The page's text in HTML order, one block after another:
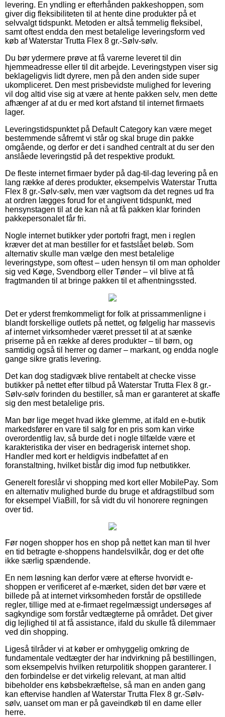
levering. En yndling er efterhånden pakkeshoppen, som
giver dig fleksibiliteten til at hente dine produkter på et
selvvalgt tidspunkt. Metoden er altså temmelig fleksibel,
samt oftest endda den mest betalelige leveringsform ved
køb af Waterstar Trutta Flex 8 gr.-Sølv-sølv.
Du bør ydermere prøve at få varerne leveret til din
hjemmeadresse eller til dit arbejde. Leveringstypen viser sig
beklageligvis lidt dyrere, men på den anden side super
ukompliceret. Den mest prisbevidste mulighed for levering
vil dog altid vise sig at være at hente pakken selv, men dette
afhænger af at du er med kort afstand til internet firmaets
lager.
Leveringstidspunktet på Default Category kan være meget
bestemmende såfremt vi står og skal bruge din pakke
omgående, og derfor er det i sandhed centralt at du ser den
anslåede leveringstid på det respektive produkt.
De fleste internet firmaer byder på dag-til-dag levering på en
lang række af deres produkter, eksempelvis Waterstar Trutta
Flex 8 gr.-Sølv-sølv, men vær vagtsom da det regnes ud fra
at ordren lægges forud for et angivent tidspunkt, med
hensynstagen til at de kan nå at få pakken klar forinden
pakkepersonalet får fri.
Nogle internet butikker yder portofri fragt, men i reglen
kræver det at man bestiller for et fastslået beløb. Som
alternativ skulle man vælge den mest betalelige
leveringstype, som oftest – uden hensyn til om man opholder
sig ved Køge, Svendborg eller Tønder – vil blive at få
fragtmanden til at bringe pakken til et afhentningssted.
Det er yderst fremkommeligt for folk at prissammenligne i
blandt forskellige outlets på nettet, og følgelig har massevis
af internet virksomheder været presset til at at sænke
priserne på en række af deres produkter – til børn, og
samtidig også til herrer og damer – markant, og endda nogle
gange sikre gratis levering.
Det kan dog stadigvæk blive rentabelt at checke visse
butikker på nettet efter tilbud på Waterstar Trutta Flex 8 gr.-
Sølv-sølv forinden du bestiller, så man er garanteret at skaffe
sig den mest betalelige pris.
Man bør lige meget hvad ikke glemme, at ifald en e-butik
markedsfører en vare til salg for en pris som kan virke
overordentlig lav, så burde det i nogle tilfælde være et
karakteristika der viser en bedragerisk internet shop.
Handler med kort er heldigvis indbefattet af en
foranstaltning, hvilket bistår dig imod fup netbutikker.
Generelt foreslår vi shopping med kort eller MobilePay. Som
en alternativ mulighed burde du bruge et afdragstilbud som
for eksempel ViaBill, for så vidt du vil honorere regningen
over tid.
Før nogen shopper hos en shop på nettet kan man til hver
en tid betragte e-shoppens handelsvilkår, dog er det ofte
ikke særlig spændende.
En nem løsning kan derfor være at efterse hvorvidt e-
shoppen er verificeret af e-mærket, siden det bør være et
billede på at internet virksomheden forstår de opstillede
regler, tillige med at e-firmaet regelmæssigt undersøges af
sagkyndige som forstår vedtægterne på området. Det giver
dig lejlighed til at få assistance, ifald du skulle få dilemmaer
ved din shopping.
Ligeså tilråder vi at køber er omhyggelig omkring de
fundamentale vedtægter der har indvirkning på bestillingen,
som eksempelvis hvilken returpolitik shoppen garanterer. I
den forbindelse er det virkelig relevant, at man altid
bibeholder ens købsbekræftelse, så man en anden gang
kan eftervise handlen af Waterstar Trutta Flex 8 gr.-Sølv-
sølv, uanset om man er på gaveindkøb til en dame eller
herre.